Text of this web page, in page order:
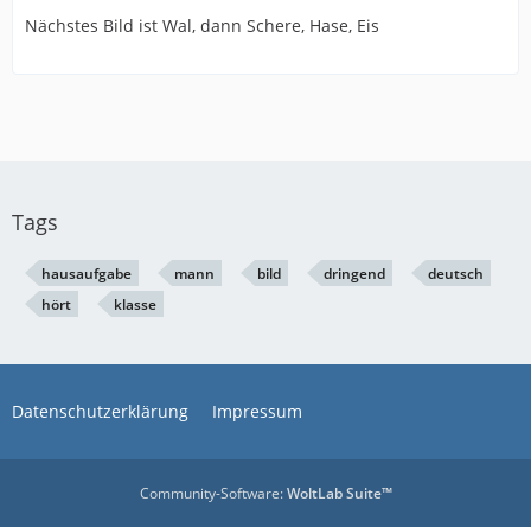
Nächstes Bild ist Wal, dann Schere, Hase, Eis
Tags
hausaufgabe mann bild dringend
deutsch
hört
klasse
Datenschutzerklärung Impressum
Community-Software:WoltLab Suite™